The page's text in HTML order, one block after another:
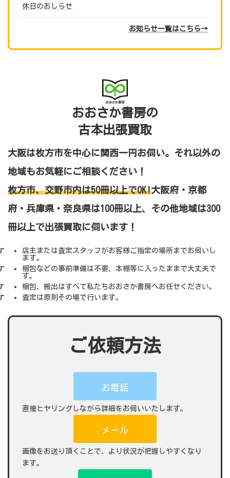
休日のおしらせ
お知らせ一覧はこちら→
おおさか書房の
古本出張買取
大阪は枚方市を中心に関西一円お伺い。それ以外の
地域もお気軽にご相談ください！
枚方市、交野市内は50冊以上でOK!大阪府・京都
府・兵庫県・奈良県は100冊以上、その他地域は300
冊以上で出張買取に伺います！
店主または査定スタッフがお客様ご指定の場所までお伺いし
ます。
梱包などの事前準備は不要、本棚等に入ったままで大丈夫で
す。
梱包、搬出はすべて私たちおおさか書房へお任せください。
査定は原則その場で行います。
ご依頼方法
お電話
直接ヒヤリングしながら詳細をお伺いいたします。
メール
画像をお送り頂くことで、より状況が把握しやすくなり
ます。